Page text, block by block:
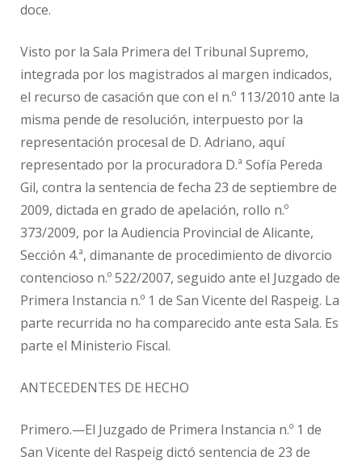
doce.
Visto por la Sala Primera del Tribunal Supremo,
integrada por los magistrados al margen indicados,
el recurso de casación que con el n.º 113/2010 ante la
misma pende de resolución, interpuesto por la
representación procesal de D. Adriano, aquí
representado por la procuradora D.ª Sofía Pereda
Gil, contra la sentencia de fecha 23 de septiembre de
2009, dictada en grado de apelación, rollo n.º
373/2009, por la Audiencia Provincial de Alicante,
Sección 4.ª, dimanante de procedimiento de divorcio
contencioso n.º 522/2007, seguido ante el Juzgado de
Primera Instancia n.º 1 de San Vicente del Raspeig. La
parte recurrida no ha comparecido ante esta Sala. Es
parte el Ministerio Fiscal.
ANTECEDENTES DE HECHO
Primero.—El Juzgado de Primera Instancia n.º 1 de
San Vicente del Raspeig dictó sentencia de 23 de